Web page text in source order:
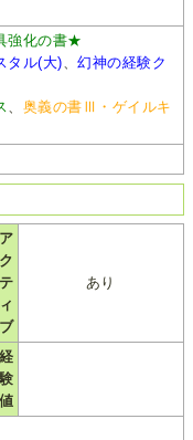
強化の書★
タル(大)、幻神の経験ク
、 奥義の書Ⅲ・ゲイルキ
ア
ク
テ
ィ
ブ
あり
経
験
値